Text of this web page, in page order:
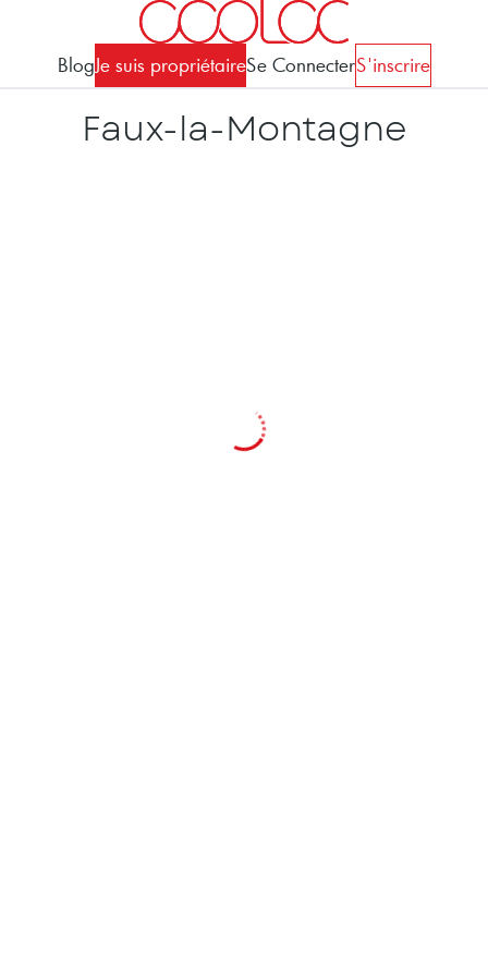
BlogJe suis propriétaireSe ConnecterS'inscrire
Faux-la-Montagne